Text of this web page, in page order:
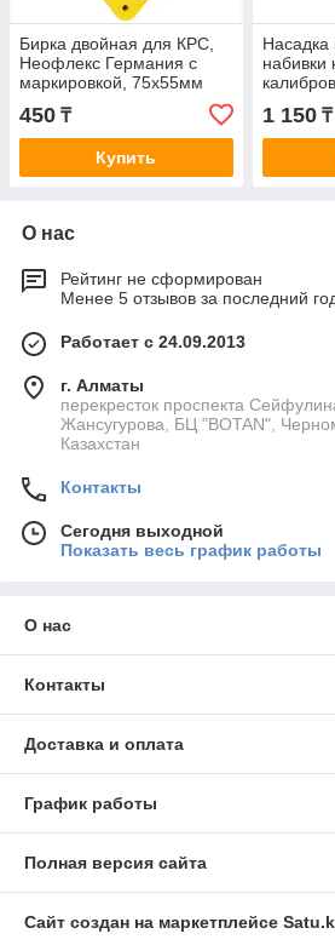
Бирка двойная для КРС,
Неофлекс Германия с
маркировкой, 75х55мм
цвет на выбор
450 ₸
Купить
Насадка
набивки
1 150₸
О нас
Рейтинг не сформирован
Менее 5 отзывов за последний
Работает с 24.09.2013
г. Алматы
перекресток проспекта
Жансугурова, БЦ "BOTAN",
Казахстан
Контакты
Сегодня выходной
Показать весь график работы
О нас
Контакты
Доставка и оплата
График работы
Полная версия сайта
Сайт создан на маркетплейсе